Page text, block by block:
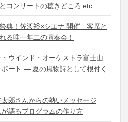
コンサートの聴きどころ etc.
典！佐渡裕×シエナ 開催 客席と
る唯一無二の演奏会！
ウインド・オーケストラ富士山
ート ― 夏の風物詩として根付く
郎さんからの熱いメッセージ
語るプログラムの作り方